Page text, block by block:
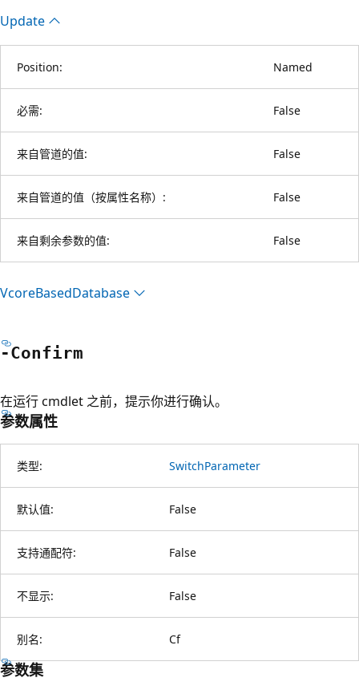
Update
Position: Named
必需: False
来自管道的值: False
来自管道的值（按属性名称）: False
来自剩余参数的值: False
VcoreBasedDatabase
-Confirm
在运行 cmdlet 之前，提示你进行确认。
参数属性
类型: SwitchParameter
默认值: False
支持通配符: False
不显示: False
别名: Cf
参数集